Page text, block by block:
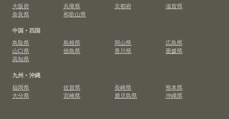
大阪府
兵庫県 京都府
滋賀県
奈良県
和歌山県
中国・四国
鳥取県
島根県 岡山県
広島県
山口県
徳島県 香川県
愛媛県
高知県
九州・沖縄
福岡県
佐賀県 長崎県
熊本県
大分県
宮崎県 鹿児島県 沖縄県